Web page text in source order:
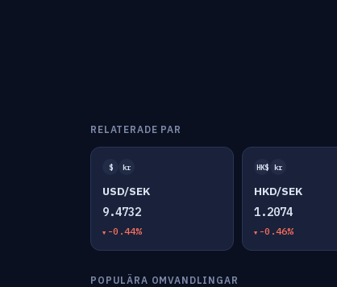
RELATERADE PAR
$ kr
USD/SEK
9.4732
-0.44%
HK$ kr
HKD/SEK
1.2074
-0.46%
POPULÄRA OMVANDLINGAR